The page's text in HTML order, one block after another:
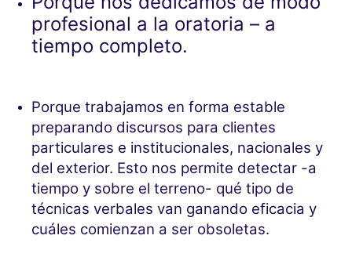
profesional a la oratoria – a
tiempo completo.
Porque trabajamos en forma estable
preparando discursos para clientes
particulares e institucionales, nacionales y
del exterior. Esto nos permite detectar -a
tiempo y sobre el terreno- qué tipo de
técnicas verbales van ganando eficacia y
cuáles comienzan a ser obsoletas.